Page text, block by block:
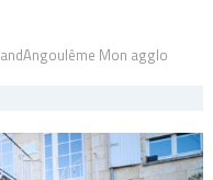
Mon agglo